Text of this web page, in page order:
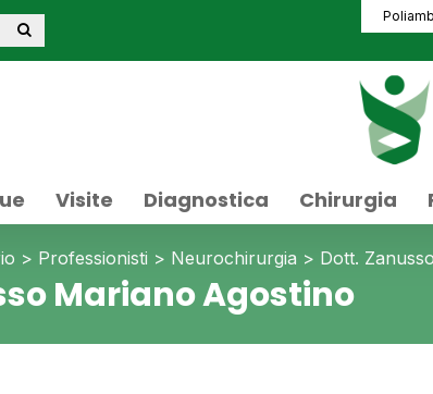
Visite Diagnostica Chirurgia
> Professionisti > Neurochirurgia > Dott.
Mariano Agostino